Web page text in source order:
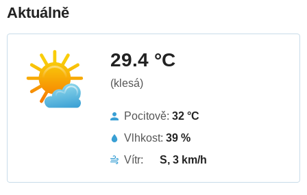
Aktuálně
29.4 °C
(klesá)
Pocitově: 32 °C
Vlhkost: 39 %
Vítr:
S, 3 km/h